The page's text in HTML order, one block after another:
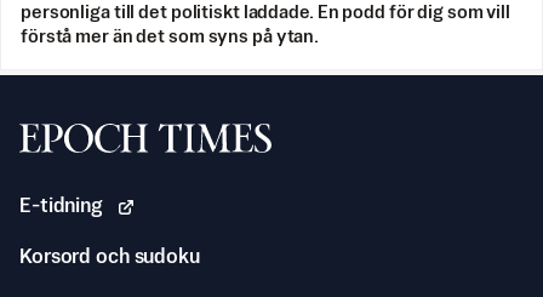
personliga till det politiskt laddade. En podd för dig som vill
förstå mer än det som syns på ytan.
Svenska Epoch Times
E-tidning
Korsord och sudoku